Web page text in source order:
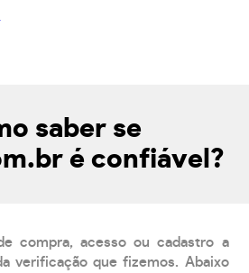
saber se
é confiável?
compra, acesso ou cadastro a
verificação que fizemos. Abaixo